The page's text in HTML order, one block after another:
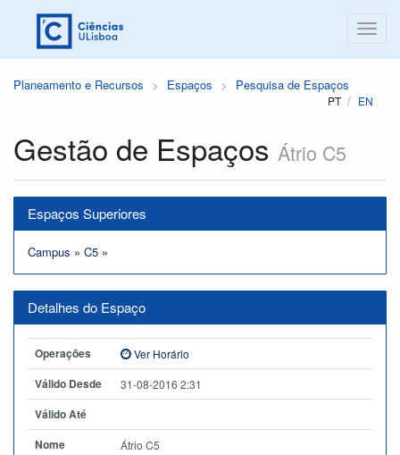
Planeamento e Recursos Espaços Pesquisa de Espaços
PT EN
Gestão de Espaços Átrio C5
Espaços Superiores
Campus » C5 »
Detalhes do Espaço
Operações Ver Horário
Válido Desde 31-08-2016 2:31
Válido Até
Nome
Átrio C5